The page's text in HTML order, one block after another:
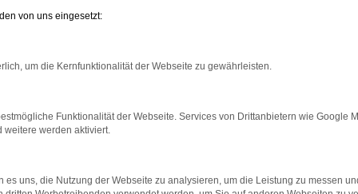
bestimmter Seiten verhindern. Funktioniert die Seite in
dem neuesten Stand sind.
kann auch dazu führen, dass bestimmte Funktionen nicht
von uns eingesetzt:
um die Kernfunktionalität der Webseite zu gewährleisten.
Funktionalität der Webseite. Services von Drittanbietern wie Google
weitere werden aktiviert.
es uns, die Nutzung der Webseite zu analysieren, um die Leistung zu messen